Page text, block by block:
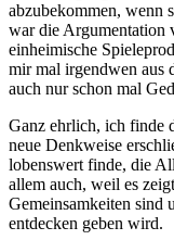
abzubekommen, wenn
war die Argumentation
einheimische
mir mal irgendwen aus
auch nur schon mal
Ganz ehrlich, ich finde
neue Denkweise
lobenswert finde, die
allem auch, weil es
Gemeinsamkeiten sind
entdecken geben wird.